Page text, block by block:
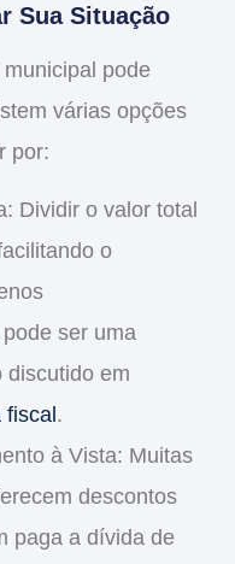
Sua Situação
pode
várias opções
por:
: Dividir o valor total
o
ser uma
discutido em
fiscal.
à Vista: Muitas
descontos
paga a dívida de